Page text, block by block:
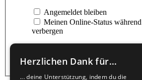
Angemeldet bleiben
Meinen Online-Status
verbergen
Herzlichen Dank für...
... deine Unterstützung, indem du die